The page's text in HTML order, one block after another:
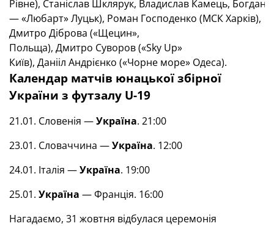
Рівне), Станіслав Шклярук, Владислав Камець, Богдан
— «Любарт» Луцьк), Роман Господенко (МСК Харків),
Дмитро Діброва («Щецин»,
Польща), Дмитро Суворов («Sky Up»
Київ), Данііл Андрієнко («Чорне море» Одеса).
Календар матчів юнацької збірної
України з футзалу U-19
21.01. Словенія —Україна. 21:00
23.01. Словаччина —Україна. 12:00
24.01. Італія —Україна. 19:00
25.01. Україна — Франція. 16:00
Нагадаємо, 31 жовтня відбулася церемонія